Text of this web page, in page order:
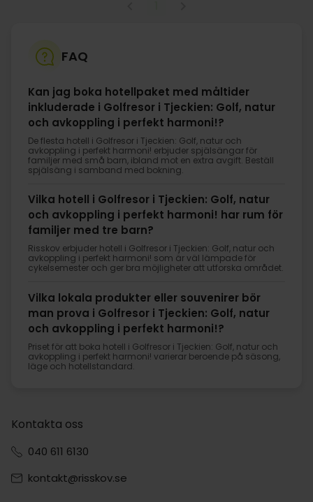
FAQ
Kan jag boka hotellpaket med måltider
inkluderade i Golfresor i Tjeckien: Golf, natur
och avkoppling i perfekt harmoni!?
De flesta hotell i Golfresor i Tjeckien: Golf, natur och
avkoppling i perfekt harmoni! erbjuder spjälsängar för
familjer med små barn, ibland mot en extra avgift. Beställ
spjälsäng i samband med bokning.
Vilka hotell i Golfresor i Tjeckien: Golf, natur
och avkoppling i perfekt harmoni! har rum för
familjer med tre barn?
Risskov erbjuder hotell i Golfresor i Tjeckien: Golf, natur och
avkoppling i perfekt harmoni! som är väl lämpade för
cykelsemester och ger bra möjligheter att utforska området.
Vilka lokala produkter eller souvenirer bör
man prova i Golfresor i Tjeckien: Golf, natur
och avkoppling i perfekt harmoni!?
Priset för att boka hotell i Golfresor i Tjeckien: Golf, natur och
avkoppling i perfekt harmoni! varierar beroende på säsong,
läge och hotellstandard.
Kontakta oss
040 611 6130
kontakt@risskov.se